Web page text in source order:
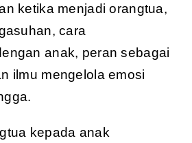
ketika menjadi orangtua,
cara
anak, peran sebagai
ilmu mengelola emosi
kepada anak